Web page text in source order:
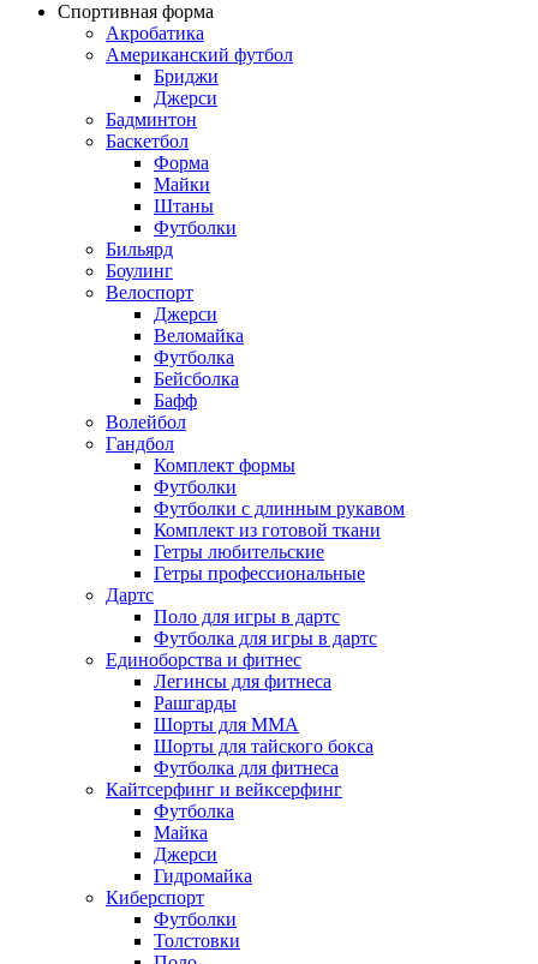
Спортивная форма
Акробатика
Американский футбол
Бриджи
Джерси
Бадминтон
Баскетбол
Форма
Майки
Штаны
Футболки
Бильярд
Боулинг
Велоспорт
Джерси
Веломайка
Футболка
Бейсболка
Бафф
Волейбол
Гандбол
Комплект формы
Футболки
Футболки с длинным рукавом
Комплект из готовой ткани
Гетры любительские
Гетры профессиональные
Дартс
Поло для игры в дартс
Футболка для игры в дартс
Единоборства и фитнес
Легинсы для фитнеса
Рашгарды
Шорты для MMA
Шорты для тайского бокса
Футболка для фитнеса
Кайтсерфинг и вейксерфинг
Футболка
Майка
Джерси
Гидромайка
Киберспорт
Футболки
Толстовки